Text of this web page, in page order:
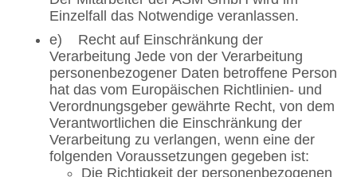
Einzelfall das Notwendige veranlassen.
e) Recht auf Einschränkung der
Verarbeitung Jede von der Verarbeitung
personenbezogener Daten betroffene Person
hat das vom Europäischen Richtlinien- und
Verordnungsgeber gewährte Recht, von dem
Verantwortlichen die Einschränkung der
Verarbeitung zu verlangen, wenn eine der
folgenden Voraussetzungen gegeben ist:
Die Richtigkeit der personenbezogenen